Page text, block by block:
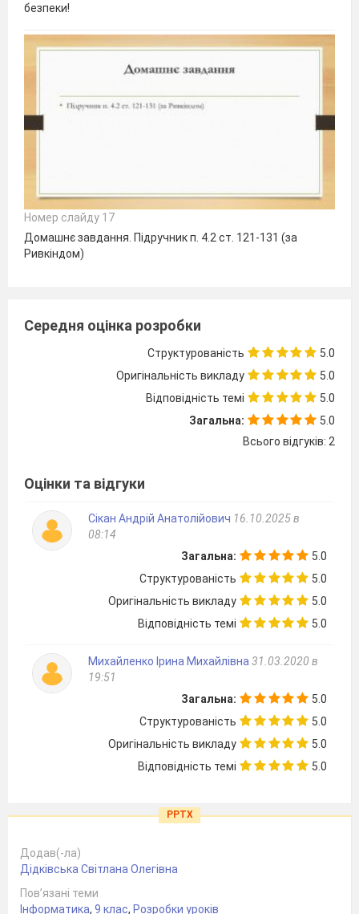
безпеки!
Номер слайду 17
Домашнє завдання. Підручник п. 4.2 ст. 121-131 (за
Ривкіндом)
Середня оцінка розробки
Структурованість
5.0
Оригінальність викладу
5.0
Відповідність темі
5.0
Загальна:
5.0
Всього відгуків: 2
Оцінки та відгуки
Сікан Андрій Анатолійович 16.10.2025 в
08:14
Загальна:
5.0
Структурованість
5.0
Оригінальність викладу
5.0
Відповідність темі
5.0
Михайленко Ірина Михайлівна31.03.2020 в
19:51
Загальна:
5.0
Структурованість
5.0
Оригінальність викладу
5.0
Відповідність темі
5.0
PPTX
Додав(-ла)
Дідківська Світлана Олегівна
Пов’язані теми
Інформатика, 9 клас, Розробки уроків